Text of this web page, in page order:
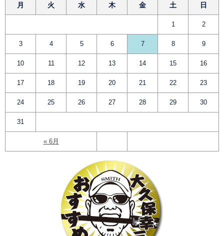
月 火 水 木 金 土 日
« 6月
1 2
3 4 5 6 7 8 9
10 11 12 13 14 15 16
17 18 19 20 21 22 23
24 25 26 27 28 29 30
31